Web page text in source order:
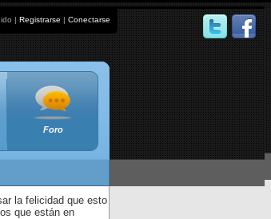
| Registrarse | Conectarse
Foro
la felicidad que esto
que están en